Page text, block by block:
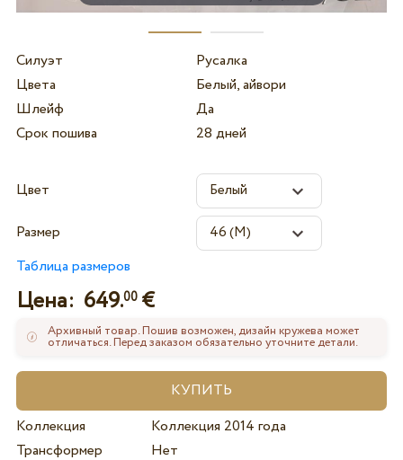
Силуэт
Русалка
Цвета
Белый, айвори
Шлейф
Да
Срок пошива
28 дней
Цвет
Размер
Таблица размеров
Цена: 649.00€
Архивный товар. Пошив возможен, дизайн кружева может
отличаться. Перед заказом обязательно уточните детали.
Коллекция
Коллекция 2014 года
Трансформер
Нет